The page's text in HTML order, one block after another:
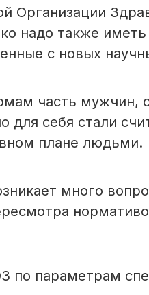
Организации
надо также иметь
с новых
часть мужчин,
для себя стали
плане людьми.
много
по параметрам